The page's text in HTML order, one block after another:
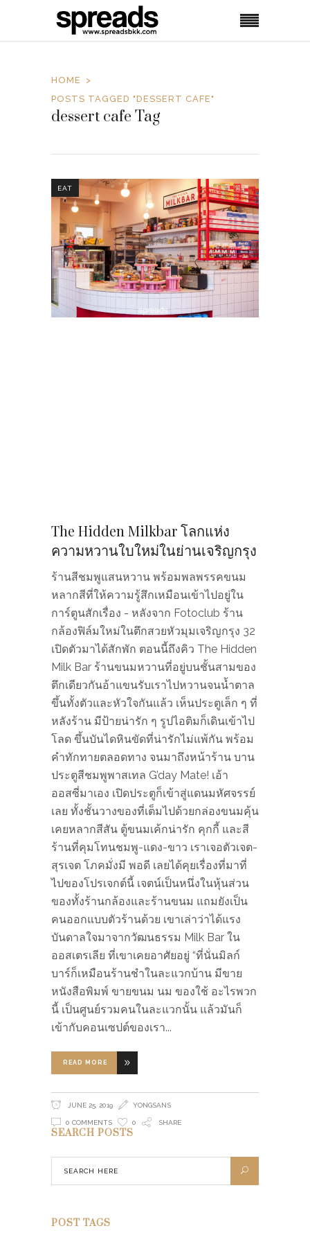
HOME
POSTS TAGGED "DESSERT CAFE"
dessert cafe Tag
EAT
The Hidden Milkbar โลกแห่ง
ความหวานใบใหม่ในย่านเจริญกรุง
ร้านสีชมพูแสนหวาน พร้อมพลพรรคขนม
หลากสีที่ให้ความรู้สึกเหมือนเข้าไปอยู่ใน
การ์ตูนสักเรื่อง - หลังจาก Fotoclub ร้าน
กล้องฟิล์มใหม่ในตึกสวยหัวมุมเจริญกรุง 32
เปิดตัวมาได้สักพัก ตอนนี้ถึงคิว The Hidden
Milk Bar ร้านขนมหวานที่อยู่บนชั้นสามของ
ตึกเดียวกันอ้าแขนรับเราไปหวานจนน้ำตาล
ขึ้นทั้งตัวและหัวใจกันแล้ว เห็นประตูเล็ก ๆ ที่
หลังร้าน มีป้ายน่ารัก ๆ รูปไอติมก็เดินเข้าไป
โลด ขึ้นบันไดหินขัดที่น่ารักไม่แพ้กัน พร้อม
คำทักทายตลอดทาง จนมาถึงหน้าร้าน บาน
ประตูสีชมพูพาสเทล G’day Mate! เอ้า
ออสซี่มาเอง เปิดประตูก็เข้าสู่แดนมหัศจรรย์
เลย ทั้งชั้นวางของที่เต็มไปด้วยกล่องขนมคุ้น
เคยหลากสีสัน ตู้ขนมเค้กน่ารัก คุกกี้ และสี
ร้านที่คุมโทนชมพู-แดง-ขาว เราเจอตัวเจต-
สุรเจต โภคมั่งมี พอดี เลยได้คุยเรื่องที่มาที่
ไปของโปรเจกต์นี้ เจตน์เป็นหนึ่งในหุ้นส่วน
ของทั้งร้านกล้องและร้านขนม แถมยังเป็น
คนออกแบบตัวร้านด้วย เขาเล่าว่าได้แรง
บันดาลใจมาจากวัฒนธรรม Milk Bar ใน
ออสเตรเลีย ที่เขาเคยอาศัยอยู่ “ที่นั่นมิลก์
บาร์ก็เหมือนร้านชำในละแวกบ้าน มีขาย
หนังสือพิมพ์ ขายขนม นม ของใช้ อะไรพวก
นี้ เป็นศูนย์รวมคนในละแวกนั้น แล้วมันก็
เข้ากับคอนเซปต์ของเรา
READ MORE
JUNE 25, 2019 YONGSANS
0 COMMENTS 0 SHARE
SEARCH POSTS
POST TAGS